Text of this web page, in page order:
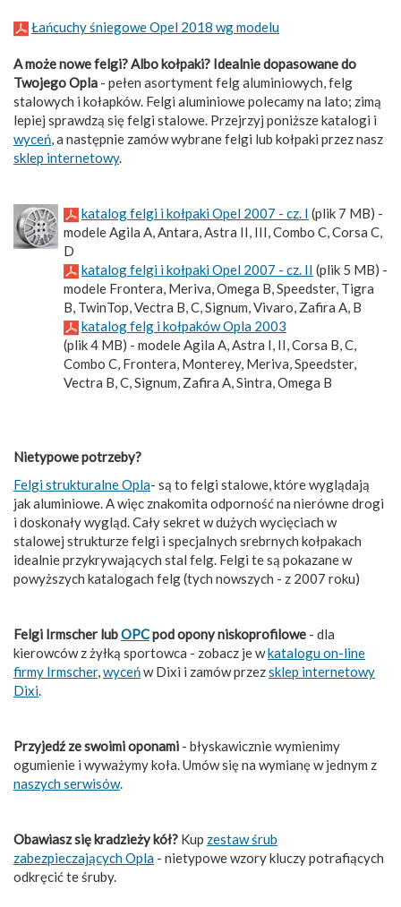
Łańcuchy śniegowe Opel 2018 wg modelu
A może nowe felgi? Albo kołpaki? Idealnie dopasowane do
Twojego Opla - pełen asortyment felg aluminiowych, felg
stalowych i kołapków. Felgi aluminiowe polecamy na lato; zimą
lepiej sprawdzą się felgi stalowe. Przejrzyj poniższe katalogi i
wyceń, a następnie zamów wybrane felgi lub kołpaki przez nasz
sklep internetowy.
katalog felgi i kołpaki Opel 2007 - cz. I (plik 7 MB) -
modele Agila A, Antara, Astra II, III, Combo C, Corsa C,
D
katalog felgi i kołpaki Opel 2007 - cz. II (plik 5 MB) -
modele Frontera, Meriva, Omega B, Speedster, Tigra
B, TwinTop, Vectra B, C, Signum, Vivaro, Zafira A, B
katalog felg i kołpaków Opla 2003
(plik 4 MB) - modele Agila A, Astra I, II, Corsa B, C,
Combo C, Frontera, Monterey, Meriva, Speedster,
Vectra B, C, Signum, Zafira A, Sintra, Omega B
Nietypowe potrzeby?
Felgi strukturalne Opla- są to felgi stalowe, które wyglądają
jak aluminiowe. A więc znakomita odporność na nierówne drogi
i doskonały wygląd. Cały sekret w dużych wycięciach w
stalowej strukturze felgi i specjalnych srebrnych kołpakach
idealnie przykrywających stal felg. Felgi te są pokazane w
powyższych katalogach felg (tych nowszych - z 2007 roku)
Felgi Irmscher lubOPCpod opony niskoprofilowe - dla
kierowców z żyłką sportowca - zobacz je wkatalogu on-line
firmy Irmscher,wyceńw Dixi i zamów przezsklep internetowy
Dixi.
Przyjedź ze swoimi oponami - błyskawicznie wymienimy
ogumienie i wyważymy koła. Umów się na wymianę w jednym z
naszych serwisów.
Obawiasz się kradzieży kół? Kup zestaw śrub
zabezpieczających Opla - nietypowe wzory kluczy potrafiących
odkręcić te śruby.